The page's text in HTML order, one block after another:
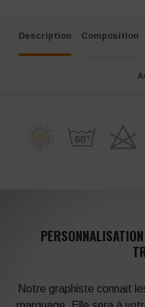
Description Composition
Notre graphiste connait